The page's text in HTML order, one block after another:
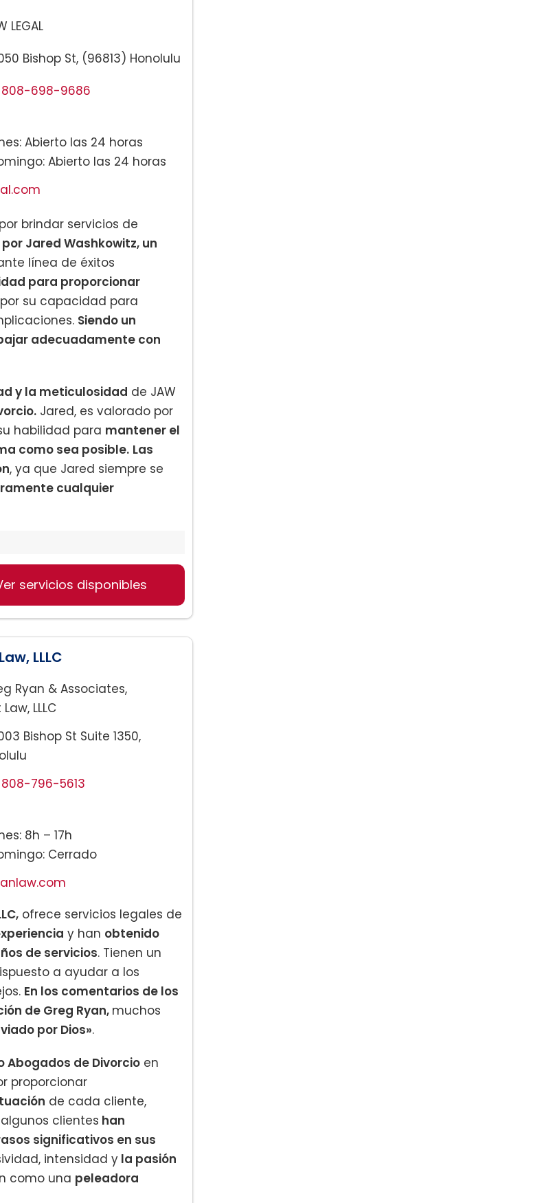
LEGAL
Bishop St, (96813) Honolulu
808-698-9686
Abierto las 24 horas
Abierto las 24 horas
brindar servicios de
Jared Washkowitz, un
línea de éxitos
para proporcionar
su capacidad para
Siendo un
adecuadamente con
y la meticulosidad de JAW
Jared, es valorado por
habilidad para mantener el
como sea posible. Las
, ya que Jared siempre se
cualquier
servicios disponibles
LLLC
Ryan & Associates,
LLLC
Bishop St Suite 1350,
808-796-5613
8h – 17h
Cerrado
ofrece servicios legales de
y han obtenido
de servicios. Tienen un
a ayudar a los
En los comentarios de los
de Greg Ryan, muchos
por Dios».
Abogados de Divorcio en
proporcionar
de cada cliente,
clientes han
significativos en sus
intensidad y la pasión
como una peleadora